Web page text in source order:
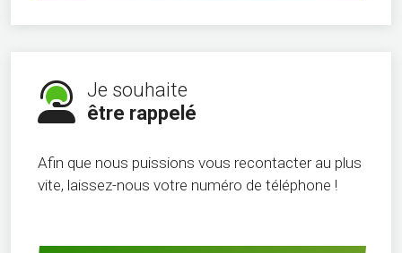
Je souhaite
être rappelé
Afin que nous puissions vous recontacter au plus
vite, laissez-nous votre numéro de téléphone !